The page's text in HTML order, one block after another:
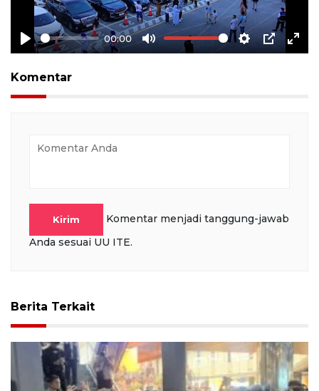
Play
00:00
Mute Settings
PIP
Komentar
Kirim
Komentar menjadi tanggung-jawab
Anda sesuai UU ITE.
Berita Terkait